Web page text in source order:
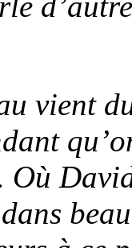
vient
Où